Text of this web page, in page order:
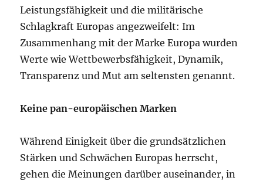
Leistungsfähigkeit und die militärische
Schlagkraft Europas angezweifelt: Im
Zusammenhang mit der Marke Europa wurden
Werte wie Wettbewerbsfähigkeit, Dynamik,
Transparenz und Mut am seltensten genannt.
Keine pan-europäischen Marken
Während Einigkeit über die grundsätzlichen
Stärken und Schwächen Europas herrscht,
gehen die Meinungen darüber auseinander, in